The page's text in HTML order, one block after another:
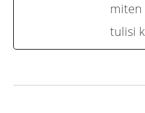
miten
tulisi